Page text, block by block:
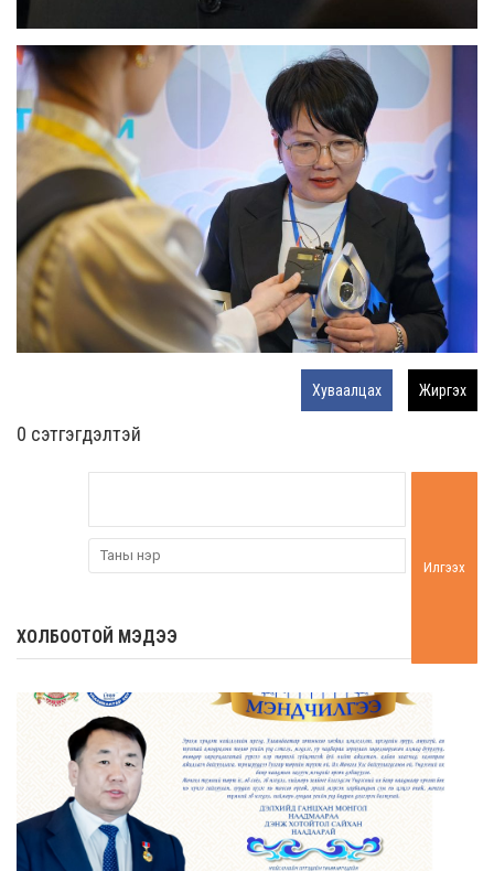
Хуваалцах Жиргэх
0 cэтгэгдэлтэй
Илгээх
ХОЛБООТОЙ МЭДЭЭ